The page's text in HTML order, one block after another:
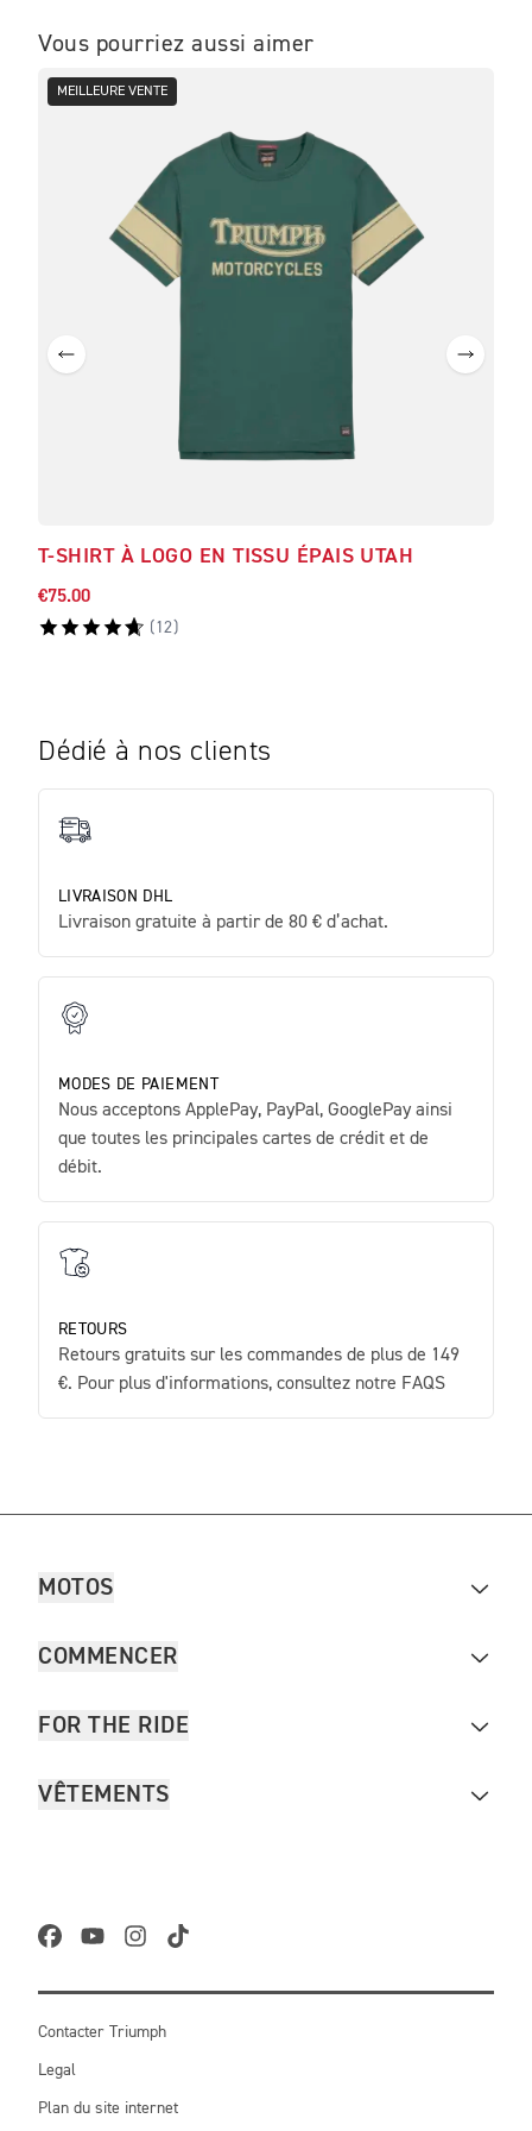
Vous pourriez aussi aimer
MEILLEURE VENTE
T-SHIRT À LOGO EN TISSU ÉPAIS UTAH
€75.00
( 12)
Dédié à nos clients
LIVRAISON DHL
Livraison gratuite à partir de 80 € d’achat.
MODES DE PAIEMENT
Nous acceptons ApplePay, PayPal, GooglePay ainsi
que toutes les principales cartes de crédit et de
débit.
RETOURS
Retours gratuits sur les commandes de plus de 149
€. Pour plus d'informations, consultez notre FAQS
MOTOS
COMMENCER
FOR THE RIDE
VÊTEMENTS
Contacter Triumph
Legal
Plan du site internet